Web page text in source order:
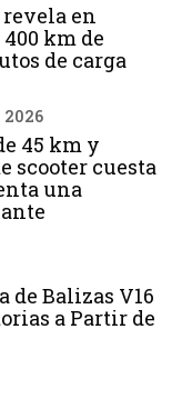
en
km de
de carga
45 km y
scooter cuesta
una
de Balizas V16
a Partir de